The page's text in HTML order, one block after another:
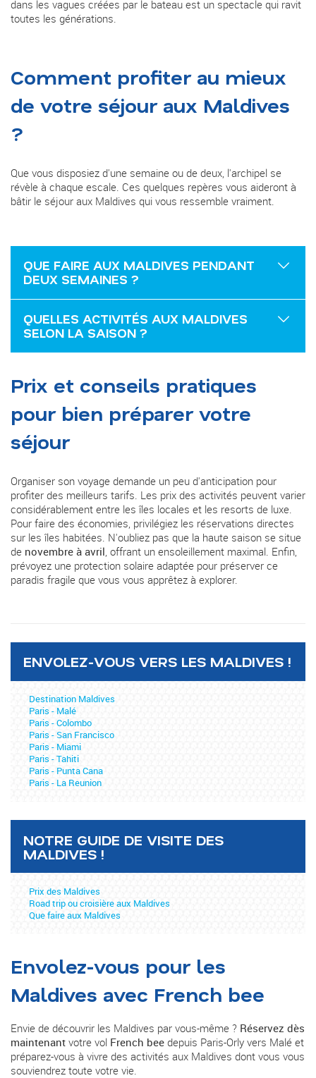
dans les vagues créées par le bateau est un spectacle qui ravit
toutes les générations.
Comment profiter au mieux
de votre séjour aux Maldives
?
Que vous disposiez d'une semaine ou de deux, l'archipel se
révèle à chaque escale. Ces quelques repères vous aideront à
bâtir le séjour aux Maldives qui vous ressemble vraiment.
QUE FAIRE AUX MALDIVES PENDANT
DEUX SEMAINES ?
QUELLES ACTIVITÉS AUX MALDIVES
SELON LA SAISON ?
Prix et conseils pratiques
pour bien préparer votre
séjour
Organiser son voyage demande un peu d'anticipation pour
profiter des meilleurs tarifs. Les prix des activités peuvent varier
considérablement entre les îles locales et les resorts de luxe.
Pour faire des économies, privilégiez les réservations directes
sur les îles habitées. N'oubliez pas que la haute saison se situe
de novembre à avril, offrant un ensoleillement maximal. Enfin,
prévoyez une protection solaire adaptée pour préserver ce
paradis fragile que vous vous apprêtez à explorer.
ENVOLEZ-VOUS VERS LES MALDIVES !
Destination Maldives
Paris - Malé
Paris - Colombo
Paris - San Francisco
Paris - Miami
Paris - Tahiti
Paris - Punta Cana
Paris - La Reunion
NOTRE GUIDE DE VISITE DES
MALDIVES !
Prix des Maldives
Road trip ou croisière aux Maldives
Que faire aux Maldives
Envolez-vous pour les
Maldives avec French bee
Envie de découvrir les Maldives par vous-même ? Réservez dès
maintenant votre vol French bee depuis Paris-Orly vers Malé et
préparez-vous à vivre des activités aux Maldives dont vous vous
souviendrez toute votre vie.